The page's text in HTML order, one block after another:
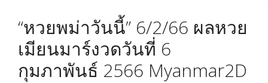
“หวยพม่าวันนี้” 6/2/66 ผลหวย
เมียนมาร์งวดวันที่ 6
กุมภาพันธ์ 2566 Myanmar2D